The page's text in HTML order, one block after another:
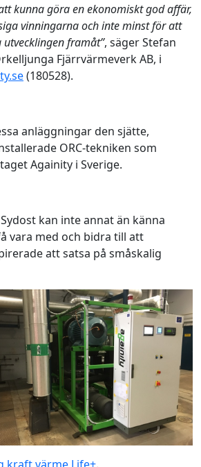
kunna göra en ekonomiskt god affär,
vinningarna och inte minst för att
framåt”, säger Stefan
Fjärrvärmeverk AB, i
(180528).
anläggningar den sjätte,
ORC-tekniken som
Againity i Sverige.
kan inte annat än känna
vara med och bidra till att
att satsa på småskalig